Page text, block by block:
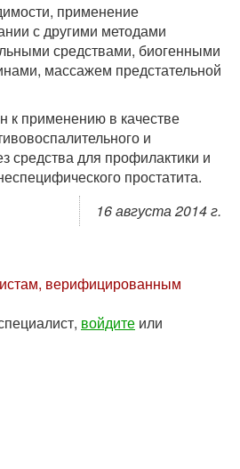
применение
с другими методами
средствами, биогенными
массажем предстательной
к применению в качестве
и
средства для профилактики и
простатита.
16 августа 2014 г.
верифицированным
войдите или